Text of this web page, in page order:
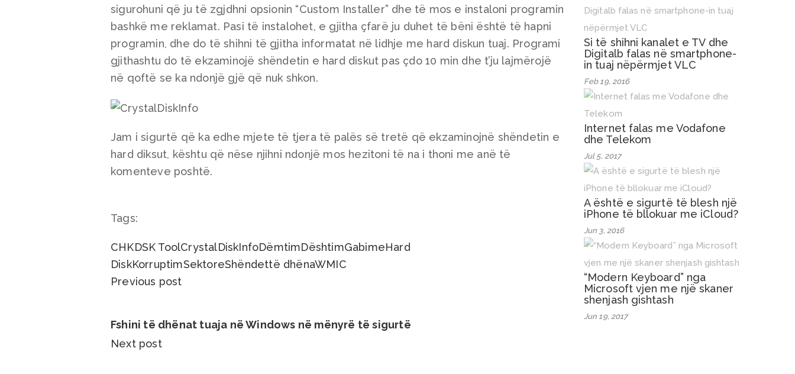
sigurohuni që ju të zgjdhni opsionin “Custom Installer” dhe të mos e instaloni programin
bashkë me reklamat. Pasi të instalohet, e gjitha çfarë ju duhet të bëni është të hapni
programin, dhe do të shihni të gjitha informatat në lidhje me hard diskun tuaj. Programi
gjithashtu do të ekzaminojë shëndetin e hard diskut pas çdo 10 min dhe t’ju lajmërojë
në qoftë se ka ndonjë gjë që nuk shkon.
Jam i sigurtë që ka edhe mjete të tjera të palës së tretë që ekzaminojnë shëndetin e
hard diksut, kështu që nëse njihni ndonjë mos hezitoni të na i thoni me anë të
komenteve poshtë.
Tags:
CHKDSK ToolCrystalDiskInfoDëmtimDështimGabimeHard
DiskKorruptimSektoreShëndettë dhënaWMIC
Previous post
Fshini të dhënat tuaja në Windows në mënyrë të sigurtë
Next post
Si të shihni kanalet e TV dhe
Digitalb falas në smartphone-
in tuaj nëpërmjet VLC
Feb 19, 2016
Internet falas me Vodafone
dhe Telekom
Jul 5, 2017
A është e sigurtë të blesh një
iPhone të bllokuar me iCloud?
Jun 3, 2016
“Modern Keyboard” nga
Microsoft vjen me një skaner
shenjash gishtash
Jun 19, 2017